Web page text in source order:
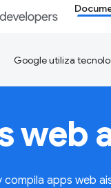
Google utiliza
web
compila apps web